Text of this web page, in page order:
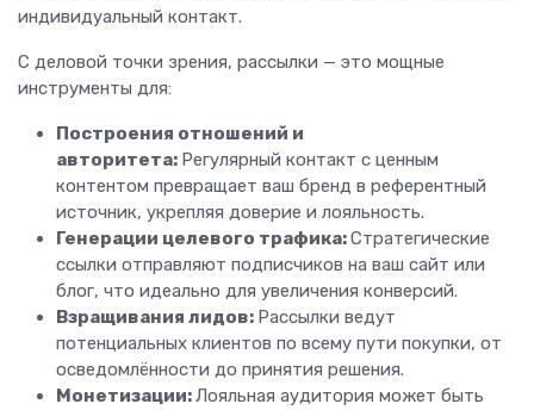
индивидуальный контакт.
С деловой точки зрения, рассылки — это мощные
инструменты для:
Построения отношений и
авторитета: Регулярный контакт с ценным
контентом превращает ваш бренд в референтный
источник, укрепляя доверие и лояльность.
Генерации целевого трафика:Стратегические
ссылки отправляют подписчиков на ваш сайт или
блог, что идеально для увеличения конверсий.
Взращивания лидов: Рассылки ведут
потенциальных клиентов по всему пути покупки, от
осведомлённости до принятия решения.
Монетизации:Лояльная аудитория может быть